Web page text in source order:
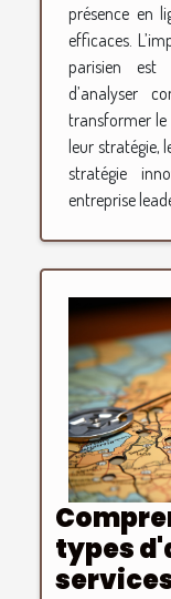
présence en
efficaces.
parisien est
d’analyser
transformer le
leur stratégie,
stratégie
entreprise
types